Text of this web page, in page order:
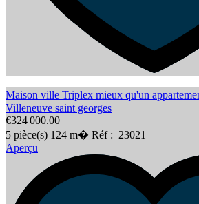
Maison ville Triplex mieux qu'un
Villeneuve saint georges
€324 000.00
5 pièce(s) 124 m� Réf : 23021
Aperçu